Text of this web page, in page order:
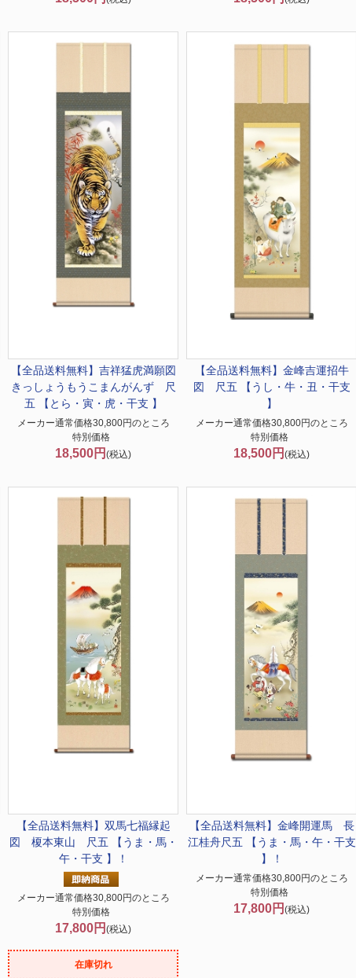
【全品送料無料】 吉祥猛虎満願図
きっしょうもうこまんがんず 尺
五 【とら・寅・虎・干支 】
メーカー通常価格30,800円のところ
特別価格
18,500円 (税込)
【全品送料無料】 金峰吉運招牛
図 尺五 【うし・牛・丑・干支
】
メーカー通常価格30,800円のところ
特別価格
18,500円 (税込)
【全品送料無料】 双馬七福縁起
図 榎本東山 尺五 【うま・馬・
午・干支 】！
メーカー通常価格30,800円のところ
特別価格
17,800円 (税込)
在庫切れ
【全品送料無料】 金峰開運馬 長
江桂舟尺五 【うま・馬・午・干支
】！
メーカー通常価格30,800円のところ
特別価格
17,800円 (税込)